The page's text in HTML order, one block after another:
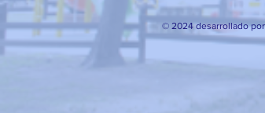
© 2024 desarrollado